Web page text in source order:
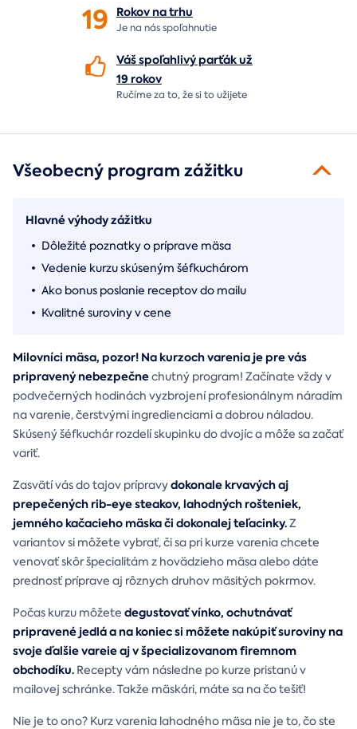
19 Rokov natrhu
Je na násspoľahnutie
Váš spoľahlivý parťák už
19 rokov
Ručíme za to,že si to užijete
Všeobecný program zážitku
Hlavné výhody zážitku
Dôležité poznatky o príprave mäsa
Vedenie kurzu skúseným šéfkuchárom
Ako bonus poslanie receptov do mailu
Kvalitné suroviny v cene
Milovníci mäsa, pozor! Na kurzoch varenia je pre vás
pripravený nebezpečnechutný program! Začínate vždy v
podvečerných hodinách vyzbrojení profesionálnym náradím
na varenie, čerstvými ingredienciami a dobrou náladou.
Skúsený šéfkuchár rozdelí skupinku do dvojíc a môže sa začať
variť.
Zasvätí vás do tajov prípravydokonale krvavých aj
prepečených rib-eye steakov, lahodných rošteniek,
jemného kačacieho mäska či dokonalej teľacinky.Z
variantov si môžete vybrať, či sa pri kurze varenia chcete
venovať skôr špecialitám z hovädzieho mäsa alebo dáte
prednosť príprave aj rôznych druhov mäsitých pokrmov.
Počas kurzu môžete degustovať vínko, ochutnávať
pripravené jedlá a na koniec si môžete nakúpiť suroviny na
svoje ďalšie vareie aj v špecializovanom firemnom
obchodíku. Recepty vám následne po kurze pristanú v
mailovej schránke. Takže mäskári, máte sa na čo tešiť!
Nie je to ono? Kurz varenia lahodného mäsa nie je to, čo ste